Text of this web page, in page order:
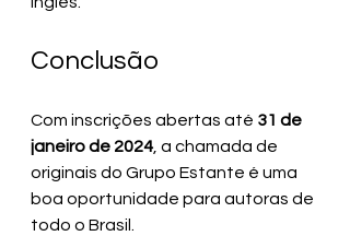
Conclusão
Com inscrições abertas até 31 de
janeiro de 2024, a chamada de
originais do Grupo Estante é uma
boa oportunidade para autoras de
todo o Brasil.